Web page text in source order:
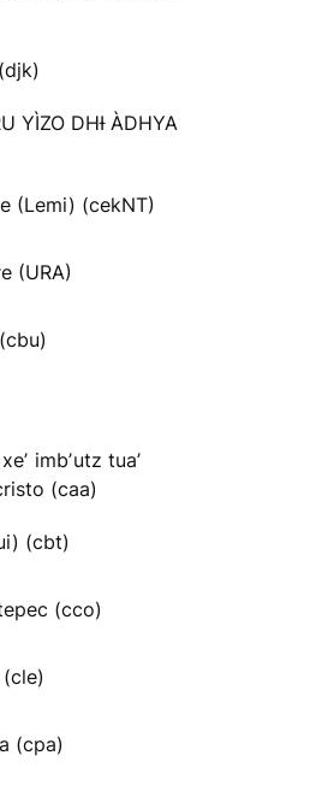
YÌZO DHƗ ÀDHYA
(Lemi) (cekNT)
(URA)
imbʼutz tuaʼ
(caa)
(cbt)
(cco)
(cpa)